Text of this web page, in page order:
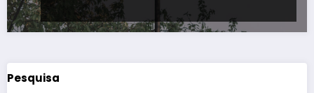
Pesquisa